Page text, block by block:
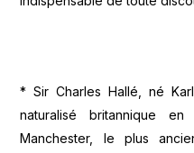
* Sir Charles Hallé, né
naturalisé britannique
Manchester, le plus